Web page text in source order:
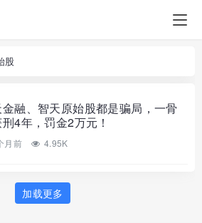
股
金融、智天原始股都是骗局，一骨
4年，罚金2万元！
月前 4.95K
加载更多